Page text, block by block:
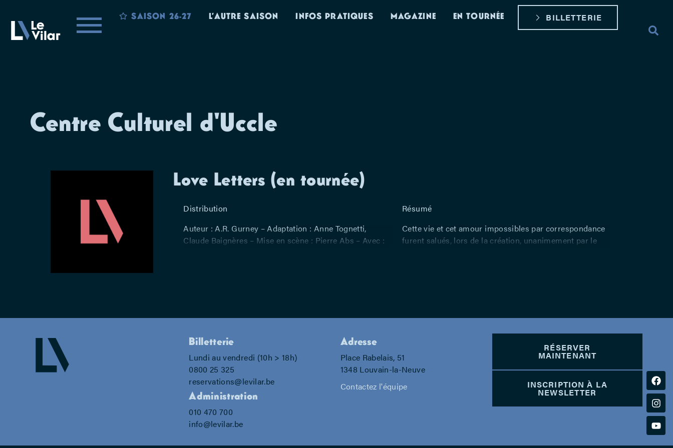
SAISON 26-27 L’AUTRE SAISON INFOS PRATIQUES MAGAZINE EN TOURNÉE BILLETTERIE
Centre Culturel d'Uccle
Love Letters (en tournée)
Distribution
Auteur : A.R. Gurney – Adaptation : Anne Tognetti,
Claude Baignères – Mise en scène : Pierre Abs – Avec :
Résumé
Cette vie et cet amour impossibles par correspondance
furent salués, lors de la création, unanimement par le
Billetterie
Lundi au vendredi (10h > 18h)
0800 25 325
reservations@levilar.be
Administration
010 470 700
info@levilar.be
Adresse
Place Rabelais, 51
1348 Louvain-la-Neuve
Contactez l'équipe
RÉSERVER
MAINTENANT
INSCRIPTION À LA
NEWSLETTER